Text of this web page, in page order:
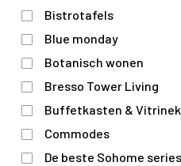
Bistrotafels
Blue monday
Botanisch wonen
Bresso Tower Living
Buffetkasten &
Commodes
De beste Sohome